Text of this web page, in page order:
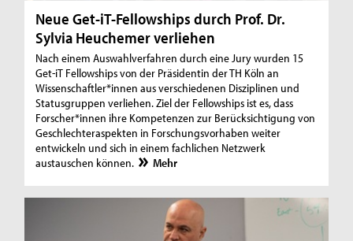
Neue Get-iT-Fellowships durch Prof. Dr.
Sylvia Heuchemer verliehen
Nach einem Auswahlverfahren durch eine Jury wurden 15
Get-iT Fellowships von der Präsidentin der TH Köln an
Wissenschaftler*innen aus verschiedenen Disziplinen und
Statusgruppen verliehen. Ziel der Fellowships ist es, dass
Forscher*innen ihre Kompetenzen zur Berücksichtigung von
Geschlechteraspekten in Forschungsvorhaben weiter
entwickeln und sich in einem fachlichen Netzwerk
austauschen können.
Mehr